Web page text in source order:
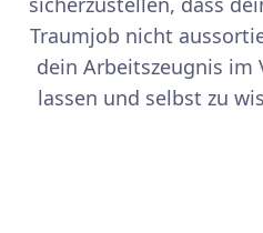
Traumjob nicht
dein Arbeitszeugnis im
lassen und selbst zu